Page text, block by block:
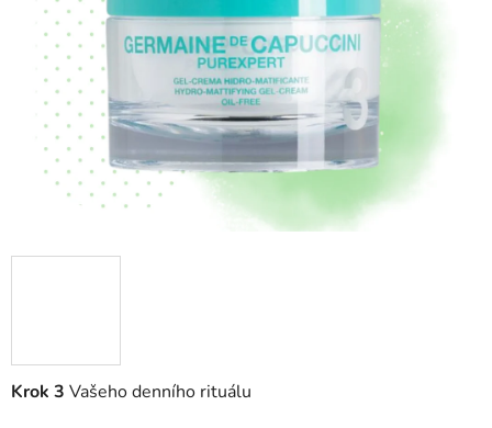
Krok 3 Vašeho denního rituálu
hvězdiček.